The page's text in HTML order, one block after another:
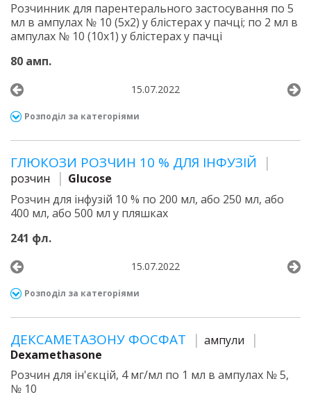
Розчинник для парентерального застосування по 5
мл в ампулах № 10 (5х2) у блістерах у пачці; по 2 мл в
ампулах № 10 (10х1) у блістерах у пачці
80 амп.
15.07.2022
Розподіл за категоріями
ГЛЮКОЗИ РОЗЧИН 10 % ДЛЯ ІНФУЗІЙ
розчин
Glucose
Розчин для інфузій 10 % по 200 мл, або 250 мл, або
400 мл, або 500 мл у пляшках
241 фл.
15.07.2022
Розподіл за категоріями
ДЕКСАМЕТАЗОНУ ФОСФАТ
ампули
Dexamethasone
Розчин для ін'єкцій, 4 мг/мл по 1 мл в ампулах № 5,
№ 10